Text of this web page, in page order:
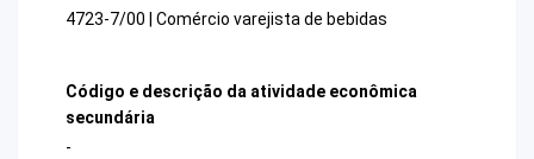
4723-7/00 | Comércio varejista de bebidas
Código e descrição da atividade econômica
secundária
-